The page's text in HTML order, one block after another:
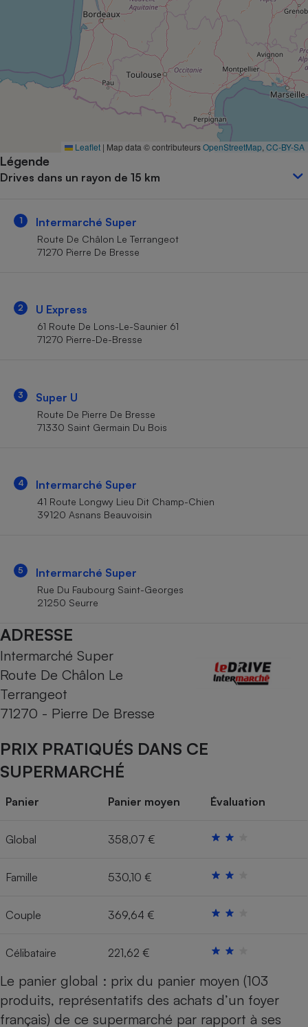
Leaflet | Map data © contributeursOpenStreetMap CC-BY-SA
Légende
Drives dans un rayon de 15 km
1 Intermarché Super
Route De Châlon Le Terrangeot
71270 Pierre De Bresse
2 U Express
61 Route De Lons-Le-Saunier 61
71270 Pierre-De-Bresse
3 Super U
Route De Pierre De Bresse
71330 Saint Germain Du Bois
4 Intermarché Super
41 Route Longwy Lieu Dit Champ-Chien
39120 Asnans Beauvoisin
5 Intermarché Super
Rue Du Faubourg Saint-Georges
21250 Seurre
ADRESSE
Intermarché Super
Route De Châlon Le
Terrangeot
71270 - Pierre De Bresse
PRIX PRATIQUÉS DANS CE
SUPERMARCHÉ
Panier Panier moyen Évaluation
Global 358,07 €
Famille 530,10 €
Couple 369,64 €
Célibataire 221,62 €
Le panier global : prix du panier moyen (103
produits, représentatifs des achats d’un foyer
français) de ce supermarché par rapport à ses
Complément
alimentaire
bouteille
Assurance emprunteur
Petit électroménager -
Ventilateur
Matelas
Mutuelle